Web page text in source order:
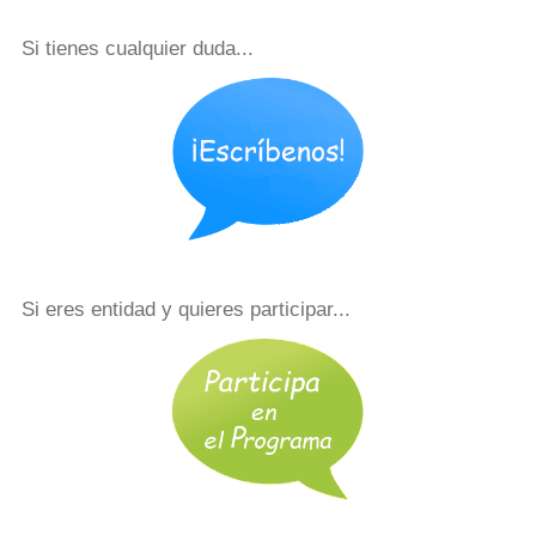
Si tienes cualquier duda...
Si eres entidad y quieres participar...